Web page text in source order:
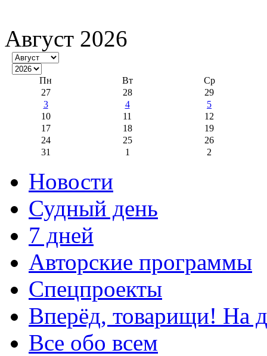
Август 2026
Пн Вт
Ср
27
28
29
3
4
5
10
11
12
17
18
19
24
25
26
31
1 2
Новости
Судный день
7 дней
Авторские программы
Спецпроекты
Вперёд, товарищи! На
Все обо всем